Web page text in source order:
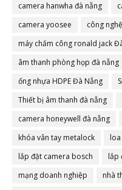
camera hanwha đà nẵng
camera yoosee
công
máy chấm công ronald jack
âm thanh phòng họp đà nẵng
ống nhựa HDPE Đà Nẵng
Thiết bị âm thanh đà nẵng
camera honeywell đà nẵng
khóa vân tay metalock
lắp đặt camera bosch
lắp
mạng doanh nghiệp
nhà